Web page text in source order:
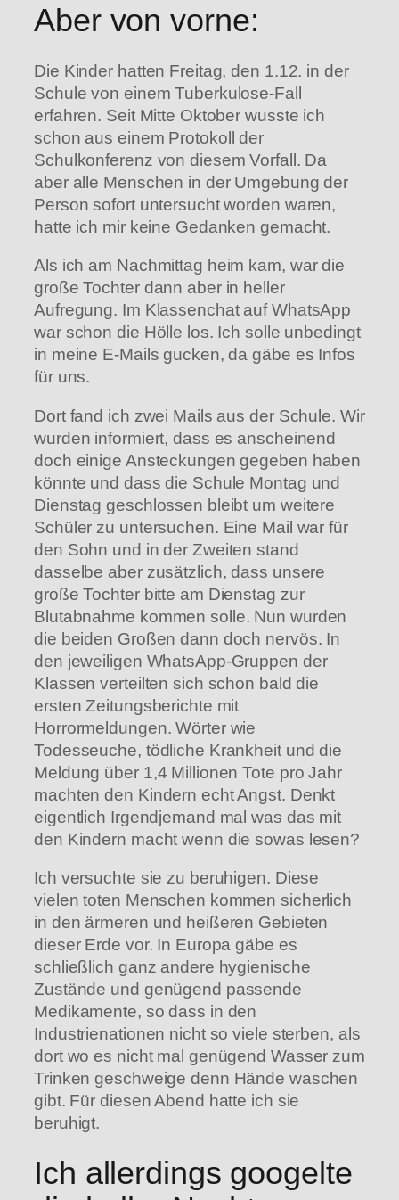
Aber von vorne:
Die Kinder hatten Freitag, den 1.12. in der
Schule von einem Tuberkulose-Fall
erfahren. Seit Mitte Oktober wusste ich
schon aus einem Protokoll der
Schulkonferenz von diesem Vorfall. Da
aber alle Menschen in der Umgebung der
Person sofort untersucht worden waren,
hatte ich mir keine Gedanken gemacht.
Als ich am Nachmittag heim kam, war die
große Tochter dann aber in heller
Aufregung. Im Klassenchat auf WhatsApp
war schon die Hölle los. Ich solle unbedingt
in meine E-Mails gucken, da gäbe es Infos
für uns.
Dort fand ich zwei Mails aus der Schule. Wir
wurden informiert, dass es anscheinend
doch einige Ansteckungen gegeben haben
könnte und dass die Schule Montag und
Dienstag geschlossen bleibt um weitere
Schüler zu untersuchen. Eine Mail war für
den Sohn und in der Zweiten stand
dasselbe aber zusätzlich, dass unsere
große Tochter bitte am Dienstag zur
Blutabnahme kommen solle. Nun wurden
die beiden Großen dann doch nervös. In
den jeweiligen WhatsApp-Gruppen der
Klassen verteilten sich schon bald die
ersten Zeitungsberichte mit
Horrormeldungen. Wörter wie
Todesseuche, tödliche Krankheit und die
Meldung über 1,4 Millionen Tote pro Jahr
machten den Kindern echt Angst. Denkt
eigentlich Irgendjemand mal was das mit
den Kindern macht wenn die sowas lesen?
Ich versuchte sie zu beruhigen. Diese
vielen toten Menschen kommen sicherlich
in den ärmeren und heißeren Gebieten
dieser Erde vor. In Europa gäbe es
schließlich ganz andere hygienische
Zustände und genügend passende
Medikamente, so dass in den
Industrienationen nicht so viele sterben, als
dort wo es nicht mal genügend Wasser zum
Trinken geschweige denn Hände waschen
gibt. Für diesen Abend hatte ich sie
beruhigt.
Ich allerdings googelte